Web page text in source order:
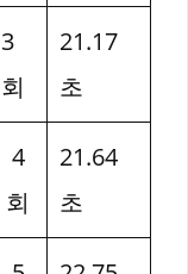
3
회
21.17
초
4
회
21.64
초